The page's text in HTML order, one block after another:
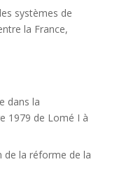
systèmes de
la France,
dans la
1979 de Lomé I à
de la réforme de la